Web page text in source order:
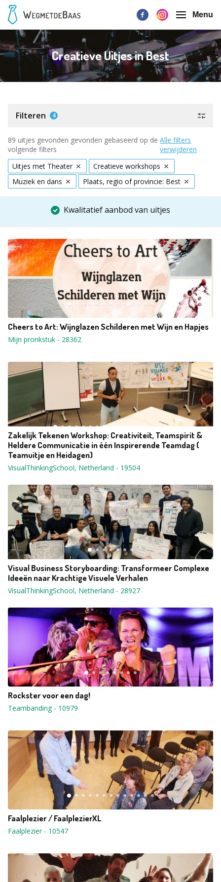
Menu
Creatieve Uitjes in Best
Filteren 4
89 uitjes gevonden gevonden gebaseerd op de
volgende filters
Alle filters
verwijderen
Uitjes met Theater
Creatieve workshops
Muziek en dans
Plaats, regio of provincie: Best
Kwalitatief aanbod van uitjes
Cheers to Art: Wijnglazen Schilderen met Wijn en Hapjes
Mijn pronkstuk - 28362
Zakelijk Tekenen Workshop: Creativiteit, Teamspirit &
Heldere Communicatie in één Inspirerende Teamdag (
Teamuitje en Heidagen)
VisualThinkingSchool, Netherland - 19504
Visual Business Storyboarding: Transformeer Complexe
Ideeën naar Krachtige Visuele Verhalen
VisualThinkingSchool, Netherland - 28927
Rockster voor een dag!
Teambanding- 10979
Faalplezier / FaalplezierXL
Faalplezier- 10547